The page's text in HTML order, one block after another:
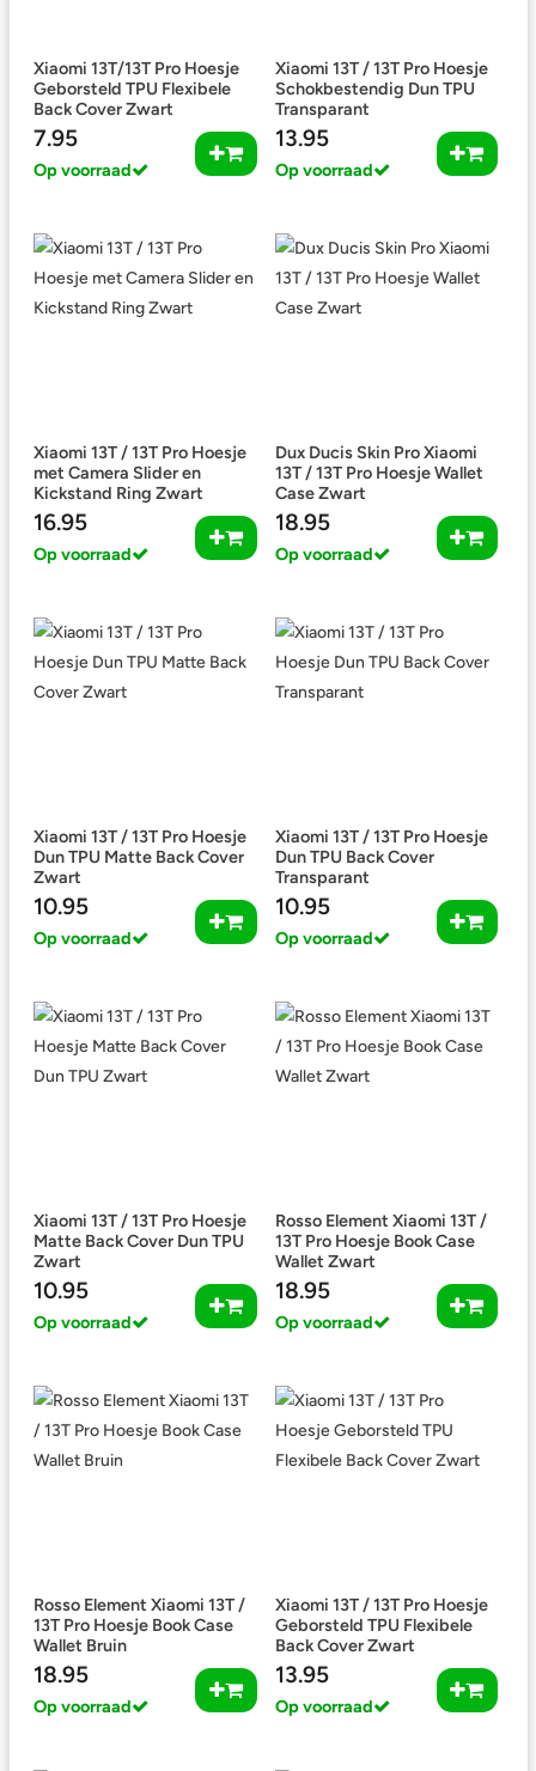
Xiaomi 13T/13T Pro Hoesje
Geborsteld TPU Flexibele
Back Cover Zwart
7.95
Op voorraad
Xiaomi 13T / 13T Pro Hoesje
Schokbestendig Dun TPU
Transparant
13.95
Op voorraad
Xiaomi 13T / 13T Pro Hoesje
met Camera Slider en
Kickstand Ring Zwart
16.95
Op voorraad
Dux Ducis Skin Pro Xiaomi
13T / 13T Pro Hoesje Wallet
Case Zwart
18.95
Op voorraad
Xiaomi 13T / 13T Pro Hoesje
Dun TPU Matte Back Cover
Zwart
10.95
Op voorraad
Xiaomi 13T / 13T Pro Hoesje
Dun TPU Back Cover
Transparant
10.95
Op voorraad
Xiaomi 13T / 13T Pro Hoesje
Matte Back Cover Dun TPU
Zwart
10.95
Op voorraad
Rosso Element Xiaomi 13T /
13T Pro Hoesje Book Case
Wallet Zwart
18.95
Op voorraad
Rosso Element Xiaomi 13T /
13T Pro Hoesje Book Case
Wallet Bruin
18.95
Op voorraad
Xiaomi 13T / 13T Pro Hoesje
Geborsteld TPU Flexibele
Back Cover Zwart
13.95
Op voorraad